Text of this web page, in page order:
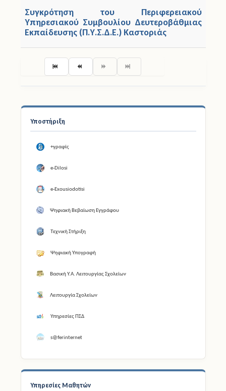
Υποστήριξη
+γραφίς
e-Dilosi
e-Exousiodotisi
Ψηφιακή Βεβαίωση Εγγράφου
Τεχνική Στήριξη
Ψηφιακή Υπογραφή
Βασική Υ.Α. Λειτουργίας Σχολείων
Λειτουργία Σχολείων
Υπηρεσίες ΠΣΔ
s@ferinternet
Υπηρεσίες Μαθητών
Συγκρότηση του Περιφερειακού
Υπηρεσιακού Συμβουλίου Δευτεροβάθμιας
Εκπαίδευσης (Π.Υ.Σ.Δ.Ε.) Καστοριάς